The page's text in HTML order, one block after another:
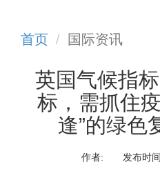
首页 国际资讯
英国气候指
标，需抓住
逢”的绿色
作者: 发布时